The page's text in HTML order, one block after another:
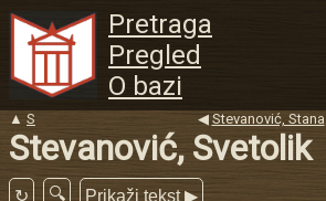
Pretraga
Pregled
O bazi
▲ S ◀ Stevanović, Stana
Stevanović, Svetolik